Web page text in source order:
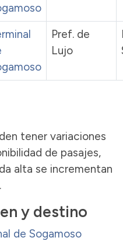
Pref. de
Lujo
tener variaciones
de pasajes,
alta se incrementan
y destino
de Sogamoso